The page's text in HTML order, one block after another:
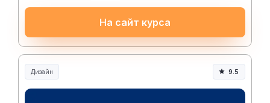
На сайт курса
Дизайн 9.5